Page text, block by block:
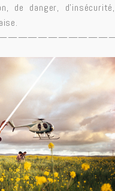
de danger, d’insécurité,